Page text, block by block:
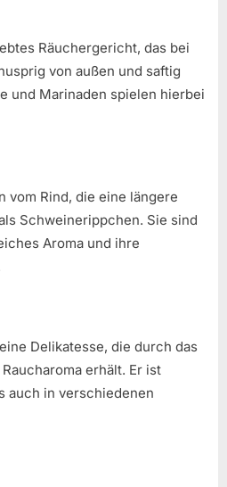
Räuchergericht, das bei
von außen und saftig
und Marinaden spielen hierbei
vom Rind, die eine längere
Schweinerippchen. Sie sind
Aroma und ihre
Delikatesse, die durch das
erhält. Er ist
auch in verschiedenen